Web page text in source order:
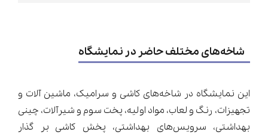
شاخه‌های مختلف حاضر در نمایشگاه
این نمایشگاه در شاخه‌های کاشی و سرامیک، ماشین آلات و
تجهیزات، رنگ و لعاب، مواد اولیه، پخت سوم و شیرآلات، چینی
بهداشتی، سرویس‌های بهداشتی، پخش کاشی بر گذار